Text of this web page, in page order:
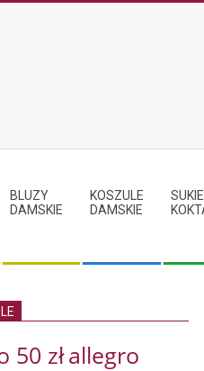
BLUZY
DAMSKIE
KOSZULE
DAMSKIE
50 złallegro